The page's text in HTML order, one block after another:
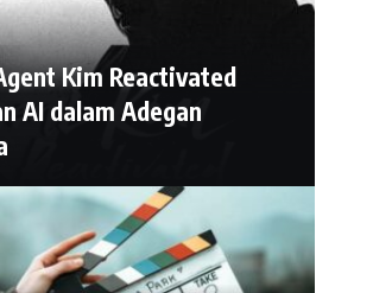
Kim Reactivated
AI dalam Adegan